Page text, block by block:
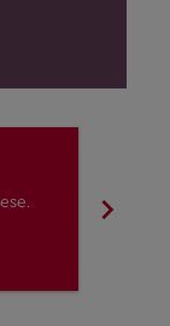
chevron_right